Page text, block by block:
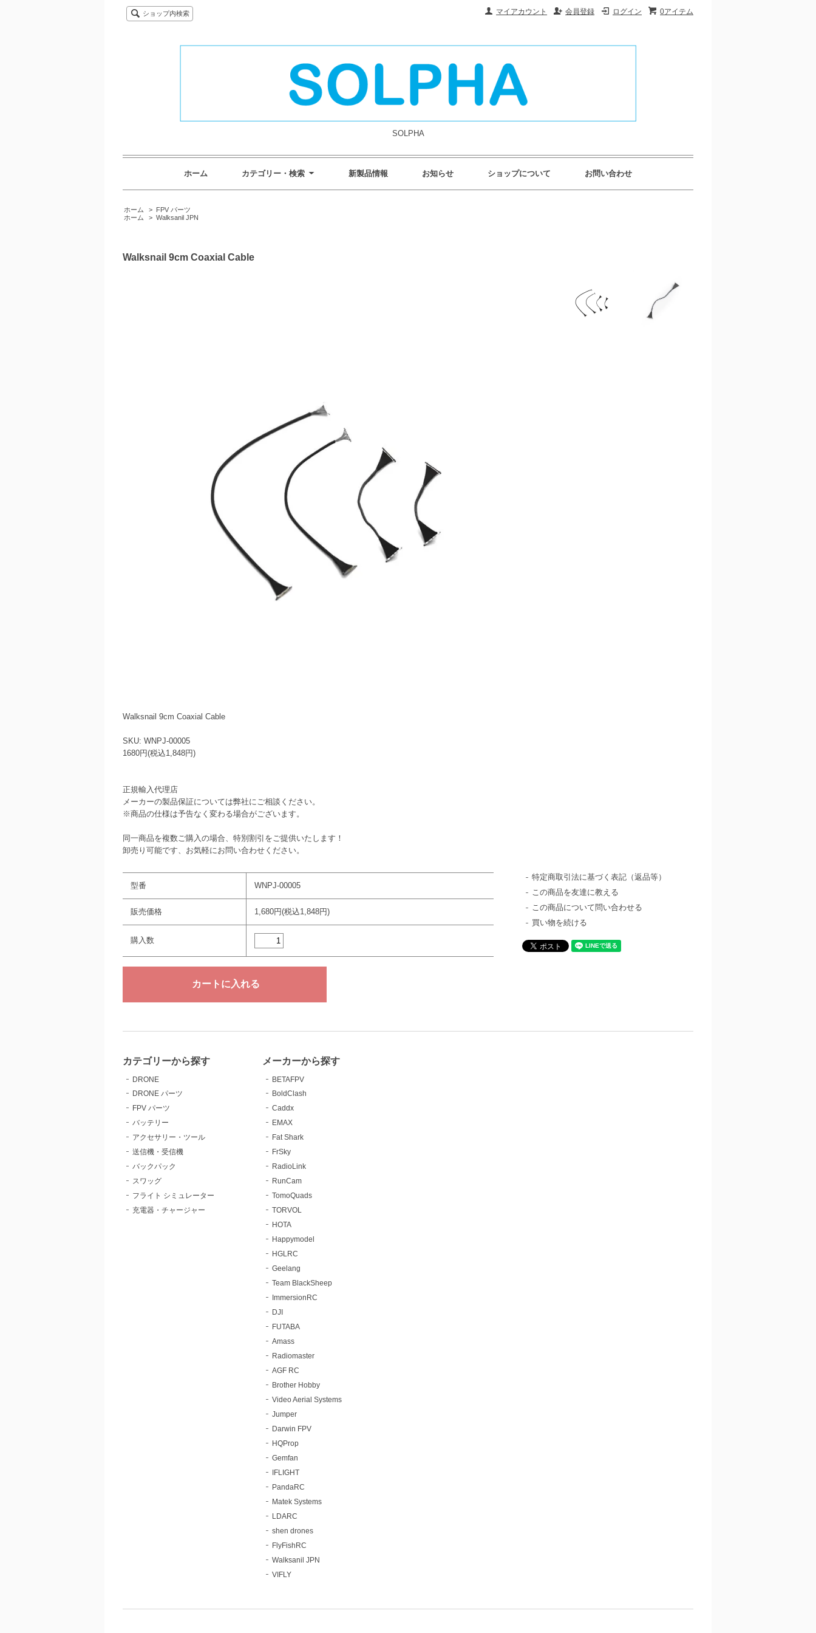
0アイテム
ログイン
会員登録
マイアカウント
ショップ内検索
SOLPHA
ホーム カテゴリー・検索 新製品情報 お知らせ ショップについて お問い合わせ
ホーム >
FPV パーツ
ホーム
> Walksanil JPN
Walksnail 9cm Coaxial Cable
Walksnail 9cm Coaxial Cable
SKU: WNPJ-00005
1680円(税込1,848円)
正規輸入代理店
メーカーの製品保証については弊社にご相談ください。
※商品の仕様は予告なく変わる場合がございます。
同一商品を複数ご購入の場合、特別割引をご提供いたします！
卸売り可能です、お気軽にお問い合わせください。
型番 WNPJ-00005
販売価格 1,680円(税込1,848円)
購入数
特定商取引法に基づく表記（返品等）
この商品を友達に教える
この商品について問い合わせる
買い物を続ける
カテゴリーから探す
DRONE
DRONE パーツ
FPV パーツ
バッテリー
アクセサリー・ツール
送信機・受信機
バックパック
スワッグ
フライト シミュレーター
充電器・チャージャー
メーカーから探す
BETAFPV
BoldClash
Caddx
EMAX
Fat Shark
FrSky
RadioLink
RunCam
TomoQuads
TORVOL
HOTA
Happymodel
HGLRC
Geelang
Team BlackSheep
ImmersionRC
DJI
FUTABA
Amass
Radiomaster
AGF RC
Brother Hobby
Video Aerial Systems
Jumper
Darwin FPV
HQProp
Gemfan
IFLIGHT
PandaRC
Matek Systems
LDARC
shen drones
FlyFishRC
Walksanil JPN
VIFLY